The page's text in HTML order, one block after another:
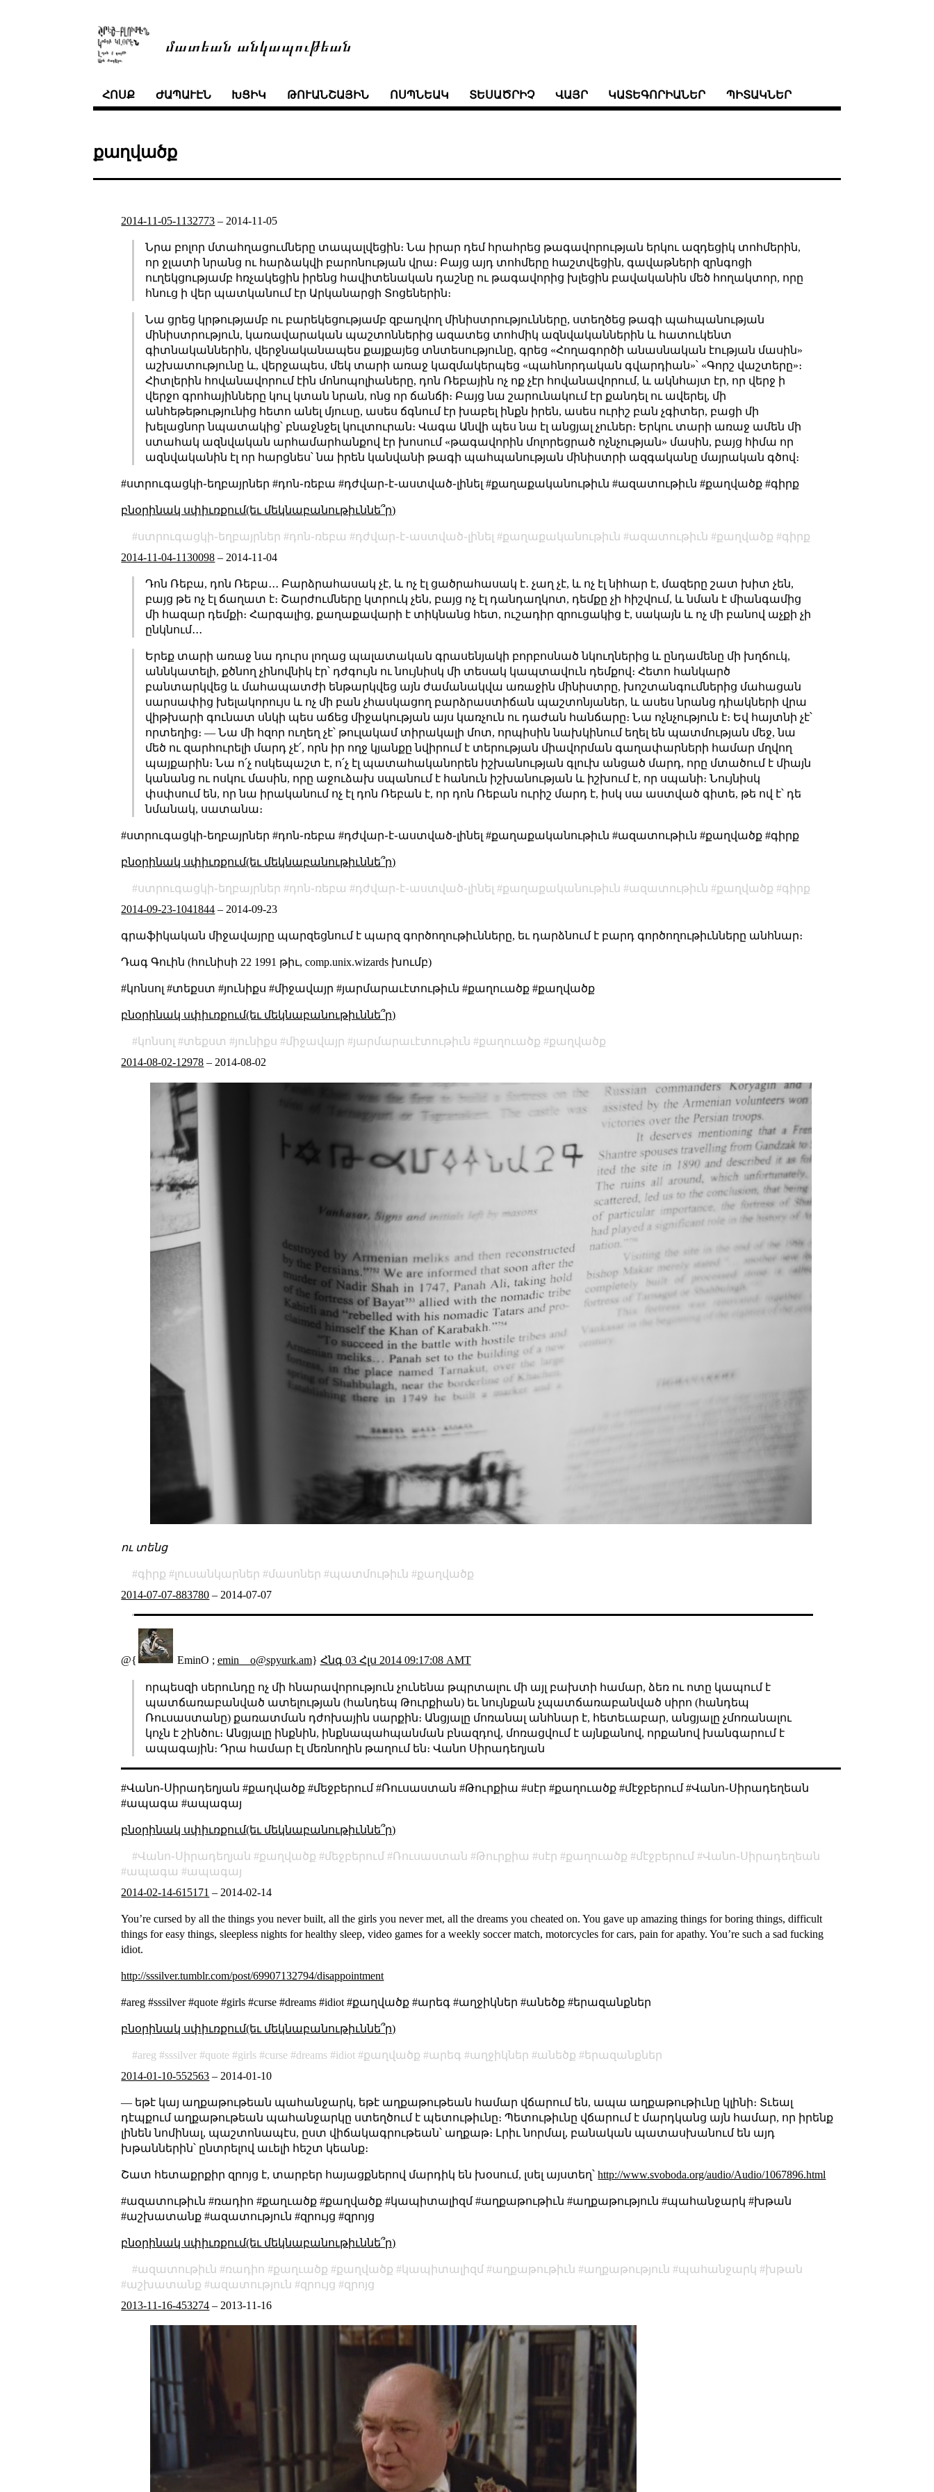
մատեան անկապութեան
ՀՈՍՔ ԺԱՊԱՒԷՆ ԽՑԻԿ ԹՈՒԱՆՇԱՅԻՆ ՈՍՊՆԵԱԿ ՏԵՍԱԾՐԻՉ ՎԱՅՐ ԿԱՏԵԳՈՐԻԱՆԵՐ ՊԻՏԱԿՆԵՐ
քաղվածք
2014-11-05-1132773 – 2014-11-05
Նրա բոլոր մտահղացումները տապալվեցին։ Նա իրար դեմ հրահրեց թագավորության երկու ազդեցիկ տոհմերին,
որ ջլատի նրանց ու հարձակվի բարոնության վրա։ Բայց այդ տոհմերը հաշտվեցին, գավաթների զրնգոցի
ուղեկցությամբ հռչակեցին իրենց հավիտենական դաշնը ու թագավորից խլեցին բավականին մեծ հողակտոր, որը
հնուց ի վեր պատկանում էր Արկանարցի Տոցեներին։
Նա ցրեց կրթությամբ ու բարեկեցությամբ զբաղվող մինիստրությունները, ստեղծեց թագի պահպանության
մինիստրություն, կառավարական պաշտոններից ազատեց տոհմիկ ազնվականներին և հատուկենտ
գիտնականներին, վերջնականապես քայքայեց տնտեսությունը, գրեց «Հողագործի անասնական էության մասին»
աշխատությունը և, վերջապես, մեկ տարի առաջ կազմակերպեց «պահնորդական գվարդիան»՝ «Գորշ վաշտերը»։
Հիտլերին հովանավորում էին մոնոպոլիաները, դոն Ռեբային ոչ ոք չէր հովանավորում, և ակնհայտ էր, որ վերջ ի
վերջո գրոհայինները կուլ կտան նրան, ոնց որ ճանճի։ Բայց նա շարունակում էր քանդել ու ավերել, մի
անհեթեթությունից հետո անել մյուսը, ասես ճգնում էր խաբել ինքն իրեն, ասես ուրիշ բան չգիտեր, բացի մի
խելացնոր նպատակից՝ բնաջնջել կուլտուրան։ Վագա Անվի պես նա էլ անցյալ չուներ։ Երկու տարի առաջ ամեն մի
ստահակ ազնվական արհամարհանքով էր խոսում «թագավորին մոլորեցրած ոչնչության» մասին, բայց հիմա որ
ազնվականին էլ որ հարցնես՝ նա իրեն կանվանի թագի պահպանության մինիստրի ազգականը մայրական գծով։
#ստրուգացկի֊եղբայրներ #դոն֊ռեբա #դժվար֊է֊աստված֊լինել #քաղաքականութիւն #ազատութիւն #քաղվածք #գիրք
բնօրինակ սփիւռքում(եւ մեկնաբանութիւննե՞ր)
ստրուգացկի֊եղբայրներ դոն֊ռեբա դժվար֊է֊աստված֊լինել քաղաքականութիւն ազատութիւն քաղվածք
գիրք
2014-11-04-1130098 – 2014-11-04
Դոն Ռեբա, դոն Ռեբա․․․ Բարձրահասակ չէ, և ոչ էլ ցածրահասակ է․ չաղ չէ, և ոչ էլ նիհար է, մազերը շատ խիտ չեն,
բայց թե ոչ էլ ճաղատ է։ Շարժումները կտրուկ չեն, բայց ոչ էլ դանդաղկոտ, դեմքը չի հիշվում, և նման է միանգամից
մի հազար դեմքի։ Հարգալից, քաղաքավարի է տիկնանց հետ, ուշադիր զրուցակից է, սակայն և ոչ մի բանով աչքի չի
ընկնում․․․
Երեք տարի առաջ նա դուրս լողաց պալատական գրասենյակի բորբոսնած նկուղներից և ընդամենը մի խղճուկ,
աննկատելի, քծնող չինովնիկ էր՝ դժգույն ու նույնիսկ մի տեսակ կապտավուն դեմքով։ Հետո հանկարծ
բանտարկվեց և մահապատժի ենթարկվեց այն ժամանակվա առաջին մինիստրը, խոշտանգումներից մահացան
սարսափից խելակորույս և ոչ մի բան չհասկացող բարձրաստիճան պաշտոնյաներ, և ասես նրանց դիակների վրա
վիթխարի գունատ սնկի պես աճեց միջակության այս կառչուն ու դաժան հանճարը։ Նա ոչնչություն է։ Եվ հայտնի չէ՝
որտեղից։ ― Նա մի հզոր ուղեղ չէ՝ թուլակամ տիրակալի մոտ, որպիսին նախկինում եղել են պատմության մեջ, նա
մեծ ու զարհուրելի մարդ չէ՛, որն իր ողջ կյանքը նվիրում է տերության միավորման գաղափարների համար մղվող
պայքարին։ Նա ո՛չ ոսկեպաշտ է, ո՛չ էլ պատահականորեն իշխանության գլուխ անցած մարդ, որը մտածում է միայն
կանանց ու ոսկու մասին, որը աջուձախ սպանում է հանուն իշխանության և իշխում է, որ սպանի։ Նույնիսկ
փսփսում են, որ նա իրականում ոչ էլ դոն Ռեբան է, որ դոն Ռեբան ուրիշ մարդ է, իսկ սա աստված գիտե, թե ով է՝ դե
նմանակ, սատանա։
#ստրուգացկի֊եղբայրներ #դոն֊ռեբա #դժվար֊է֊աստված֊լինել #քաղաքականութիւն #ազատութիւն #քաղվածք #գիրք
բնօրինակ սփիւռքում(եւ մեկնաբանութիւննե՞ր)
ստրուգացկի֊եղբայրներ դոն֊ռեբա դժվար֊է֊աստված֊լինել քաղաքականութիւն ազատութիւն քաղվածք
գիրք
2014-09-23-1041844 – 2014-09-23
գրաֆիկական միջավայրը պարզեցնում է պարզ գործողութիւնները, եւ դարձնում է բարդ գործողութիւնները անհնար։
Դագ Գուին (հունիսի 22 1991 թիւ, comp.unix.wizards խումբ)
#կոնսոլ #տեքստ #յունիքս #միջավայր #յարմարաւէտութիւն #քաղուածք #քաղվածք
բնօրինակ սփիւռքում(եւ մեկնաբանութիւննե՞ր)
կոնսոլ տեքստ յունիքս միջավայր յարմարաւէտութիւն քաղուածք
քաղվածք
2014-08-02-12978 – 2014-08-02
ու տենց
գիրք լուսանկարներ մասոներ պատմութիւն
քաղվածք
2014-07-07-883780 – 2014-07-07
@{ EminO ; emin__o@spyurk.am} Հնգ 03 Հլս 2014 09:17:08 AMT
որպեսզի սերունդը ոչ մի հնարավորություն չունենա թպրտալու մի այլ բախտի համար, ձեռ ու ոտը կապում է
պատճառաբանված ատելության (հանդեպ Թուրքիան) եւ նույնքան չպատճառաբանված սիրո (հանդեպ
Ռուսաստանը) քառատման դժոխային սարքին։ Անցյալը մոռանալ անհնար է, հետեւաբար, անցյալը չմոռանալու
կոչն է շինծու։ Անցյալը ինքնին, ինքնապահպանման բնազդով, մոռացվում է այնքանով, որքանով խանգարում է
ապագային։ Դրա համար էլ մեռնողին թաղում են։ Վանո Սիրադեղյան
#Վանո֊Սիրադեղյան #քաղվածք #մեջբերում #Ռուսաստան #Թուրքիա #սէր #քաղուածք #մէջբերում #Վանո֊Սիրադեղեան
#ապագա #ապագայ
բնօրինակ սփիւռքում(եւ մեկնաբանութիւննե՞ր)
Վանո֊Սիրադեղյան քաղվածք մեջբերում Ռուսաստան Թուրքիա սէր քաղուածք մէջբերում
Վանո֊Սիրադեղեան
ապագա
ապագայ
2014-02-14-615171 – 2014-02-14
You’re cursed by all the things you never built, all the girls you never met, all the dreams you cheated on. You gave up amazing things for boring things, difficult
things for easy things, sleepless nights for healthy sleep, video games for a weekly soccer match, motorcycles for cars, pain for apathy. You’re such a sad fucking
idiot.
http://sssilver.tumblr.com/post/69907132794/disappointment
#areg #sssilver #quote #girls #curse #dreams #idiot #քաղվածք #արեգ #աղջիկներ #անեծք #երազանքներ
բնօրինակ սփիւռքում(եւ մեկնաբանութիւննե՞ր)
areg sssilver quote girls curse dreams idiot քաղվածք արեգ աղջիկներ անեծք
երազանքներ
2014-01-10-552563 – 2014-01-10
— եթէ կայ աղքաթութեան պահանջարկ, եթէ աղքաթութեան համար վճարում են, ապա աղքաթութիւնը կլինի։ Տւեալ
դէպքում աղքաթութեան պահանջարկը ստեղծում է պետութիւնը։ Պետութիւնը վճարում է մարդկանց այն համար, որ իրենք
լինեն նոմինալ, պաշտոնապէս, ըստ վիճակագրութեան՝ աղքաթ։ Լրիւ նորմալ, բանական պատասխանում են այդ
խթաններին՝ ընտրելով աւելի հեշտ կեանք։
Շատ հետաքրքիր զրոյց է, տարբեր հայացքներով մարդիկ են խօսում, լսել այստեղ՝http://www.svoboda.org/audio/Audio/1067896.html
#ազատութիւն #ռադիո #քաղւածք #քաղվածք #կապիտալիզմ #աղքաթութիւն #աղքաթություն #պահանջարկ #խթան
#աշխատանք #ազատություն #զրույց #զրոյց
բնօրինակ սփիւռքում(եւ մեկնաբանութիւննե՞ր)
ազատութիւն ռադիո քաղւածք քաղվածք կապիտալիզմ աղքաթութիւն աղքաթություն պահանջարկ
խթան
աշխատանք
ազատություն զրույց
զրոյց
2013-11-16-453274 – 2013-11-16